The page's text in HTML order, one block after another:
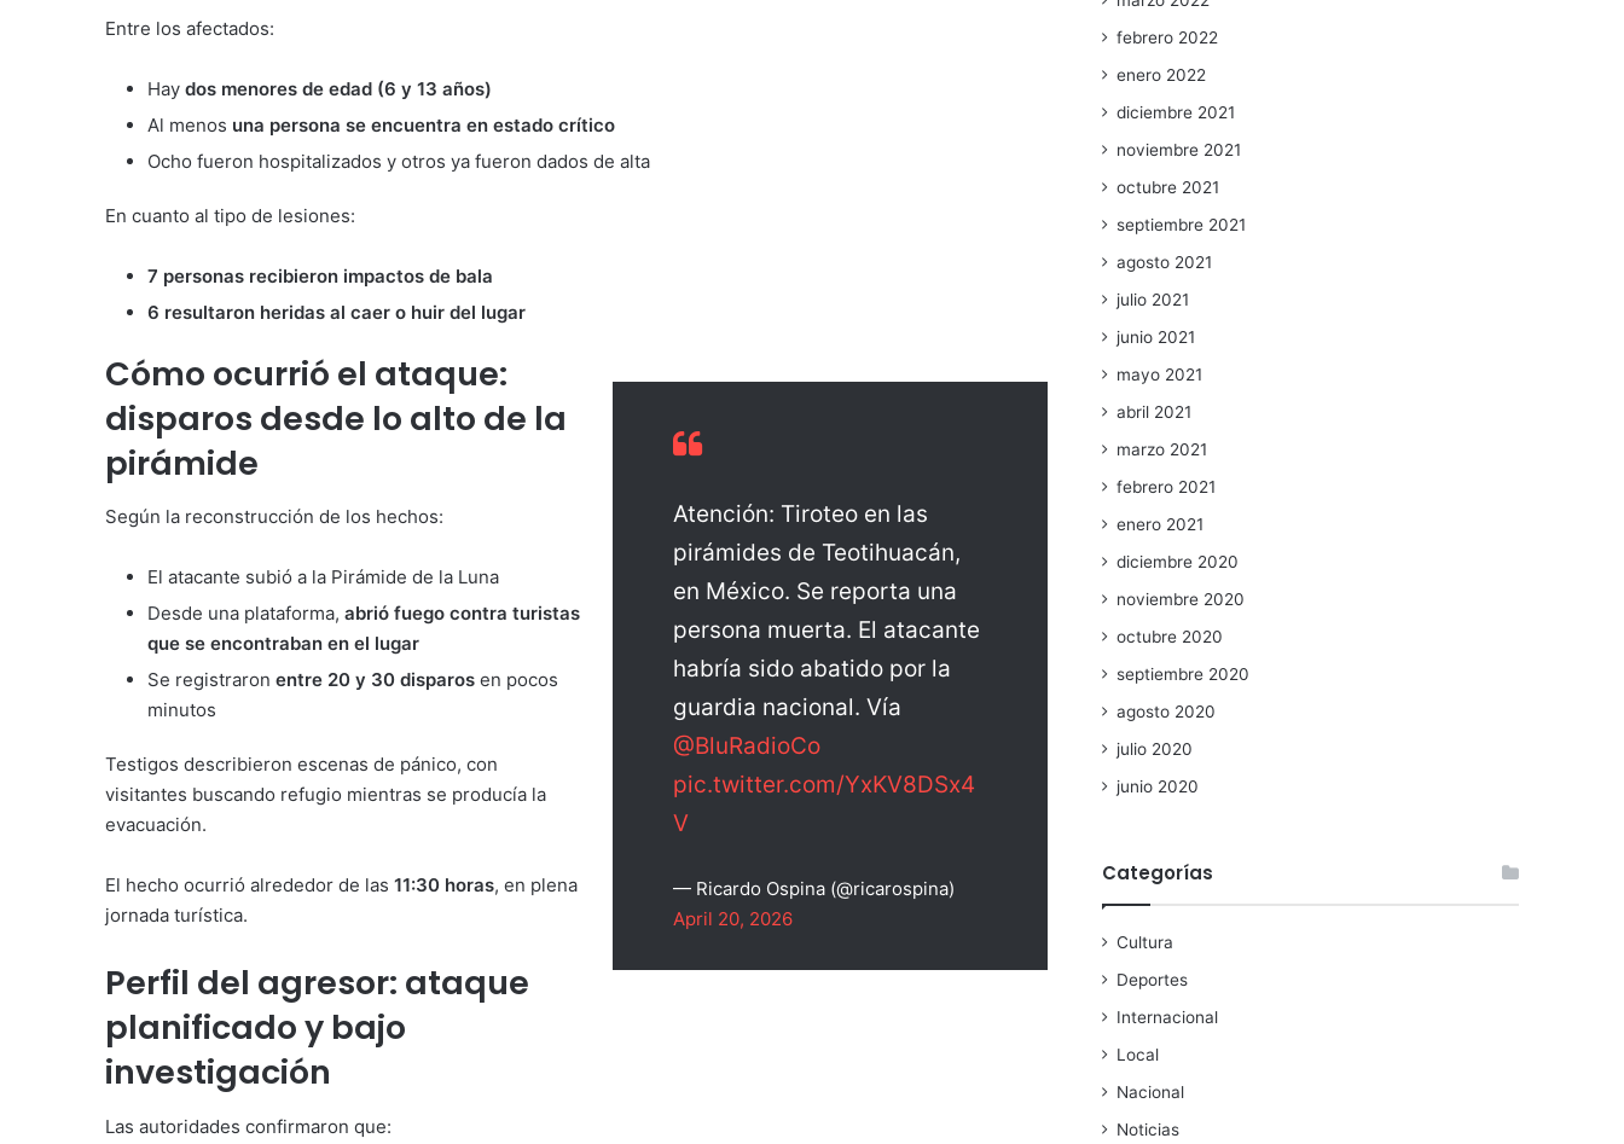
Entre los afectados:
Hay dos menores de edad (6 y 13 años)
Al menos una persona se encuentra en estado crítico
Ocho fueron hospitalizados y otros ya fueron dados de alta
En cuanto al tipo de lesiones:
7 personas recibieron impactos de bala
6 resultaron heridas al caer o huir del lugar
Atención: Tiroteo en las
pirámides de Teotihuacán,
en México. Se reporta una
persona muerta. El atacante
habría sido abatido por la
guardia nacional. Vía
@BluRadioCo
pic.twitter.com/YxKV8DSx4
V
— Ricardo Ospina (@ricarospina)
April 20, 2026
Cómo ocurrió el ataque:
disparos desde lo alto de la
pirámide
Según la reconstrucción de los hechos:
El atacante subió a la Pirámide de la Luna
Desde una plataforma, abrió fuego contra turistas
que se encontraban en el lugar
Se registraron entre 20 y 30 disparos en pocos
minutos
Testigos describieron escenas de pánico, con
visitantes buscando refugio mientras se producía la
evacuación.
El hecho ocurrió alrededor de las 11:30 horas, en plena
jornada turística.
Perfil del agresor: ataque
planificado y bajo
investigación
Las autoridades confirmaron que:
febrero 2022
enero 2022
diciembre 2021
noviembre 2021
octubre 2021
septiembre 2021
agosto 2021
julio 2021
junio 2021
mayo 2021
abril 2021
marzo 2021
febrero 2021
enero 2021
diciembre 2020
noviembre 2020
octubre 2020
septiembre 2020
agosto 2020
julio 2020
junio 2020
Categorías
Cultura
Deportes
Internacional
Local
Nacional
Noticias